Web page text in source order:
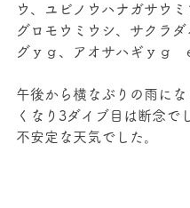
ウ、ユビノウハナガサウミ
グロモウミウシ、サクラダ
グｙｇ、アオサハギｙｇ
午後から横なぶりの雨にな
くなり3ダイブ目は断念で
不安定な天気でした。